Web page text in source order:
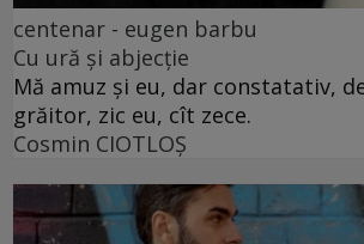
centenar - eugen barbu
Cu ură și abjecție
Mă amuz și eu, dar constatativ,
grăitor, zic eu, cît zece.
Cosmin CIOTLOŞ